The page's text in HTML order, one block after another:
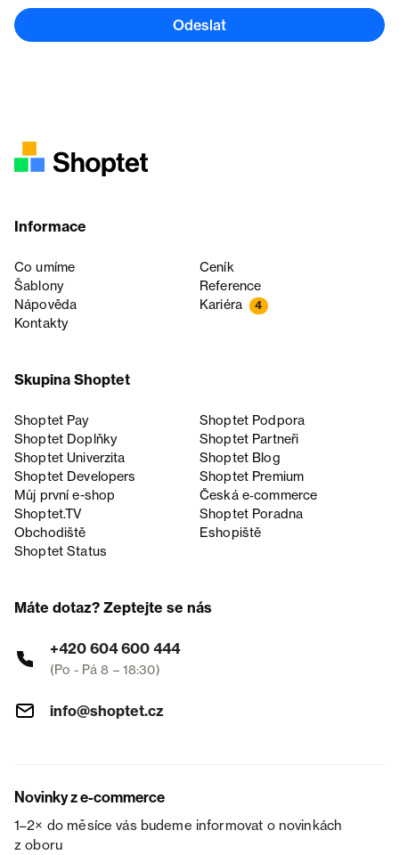
Odeslat
Informace
Co umíme
Ceník
Šablony
Reference
Nápověda
Kariéra 4
Kontakty
Skupina Shoptet
Shoptet Pay
Shoptet Podpora
Shoptet Doplňky
Shoptet Partneři
Shoptet Univerzita
Shoptet Blog
Shoptet Developers
Shoptet Premium
Můj první e-shop
Česká e‑commerce
Shoptet.TV
Shoptet Poradna
Obchodiště
Eshopiště
Shoptet Status
Máte dotaz? Zeptejte se nás
+420 604 600 444
(Po - Pá 8 – 18:30)
info@shoptet.cz
Novinky z e-commerce
1–2× do měsíce vás budeme informovat o novinkách
z oboru